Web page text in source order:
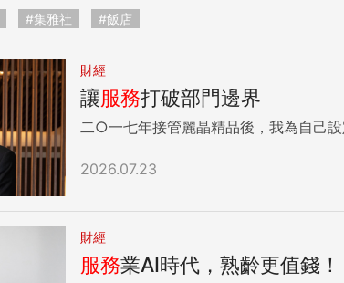
#集雅社 #飯店
財經
讓服務打破部門邊界
二○一七年接管麗晶精品後，我為自己
2026.07.23
財經
服務業AI時代，熟齡更值錢！